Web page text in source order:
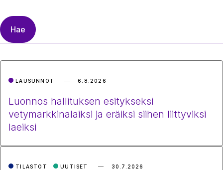
Hae
LAUSUNNOT 6.8.2026
Luonnos hallituksen esitykseksi
vetymarkkinalaiksi ja eräiksi siihen liittyviksi
laeiksi
TILASTOT UUTISET 30.7.2026